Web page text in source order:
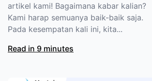
artikel kami! Bagaimana kabar kalian?
Kami harap semuanya baik-baik saja.
Pada kesempatan kali ini, kita...
Read in 9 minutes